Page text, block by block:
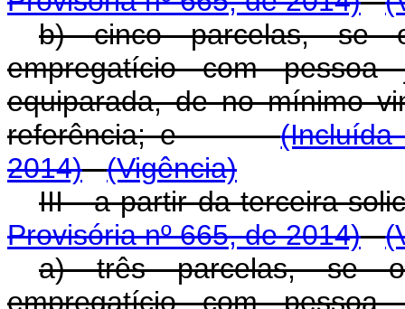
b) cinco parcelas, se
empregatício com
equiparada, de no mínimo
referência; e
2014)
(Vigência)
III - a partir da
Provisória nº 665, de 2014)
a) três parcelas, se o
empregatício com